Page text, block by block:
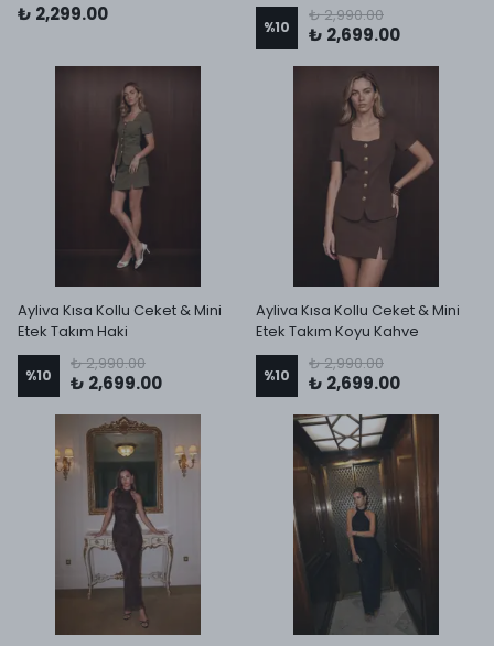
₺ 2,299.00
%10
₺ 2,990.00
₺ 2,699.00
Ayliva Kısa Kollu Ceket & Mini
Etek Takım Haki
%10
₺ 2,990.00
₺ 2,699.00
Ayliva Kısa Kollu Ceket & Mini
Etek Takım Koyu Kahve
%10
₺ 2,990.00
₺ 2,699.00